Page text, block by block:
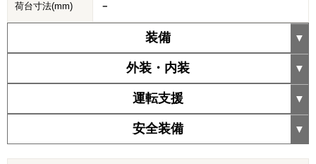
荷台寸法(mm) －
装備
外装・内装
運転支援
安全装備